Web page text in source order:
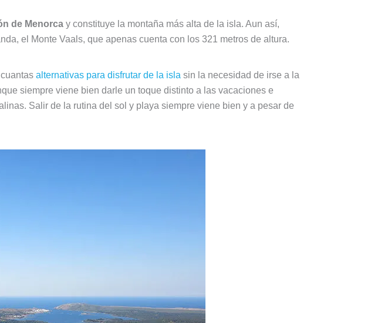
de Menorca y constituye la montaña más alta de la isla. Aun así,
el Monte Vaals, que apenas cuenta con los 321 metros de altura.
alternativas para disfrutar de la isla sin la necesidad de irse a la
siempre viene bien darle un toque distinto a las vacaciones e
Salir de la rutina del sol y playa siempre viene bien y a pesar de